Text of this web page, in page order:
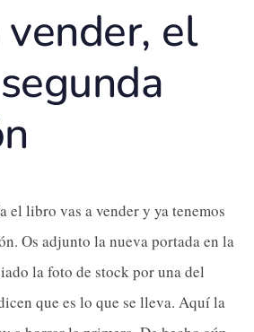
el
el libro vas a vender y ya tenemos
Os adjunto la nueva portada en la
la foto de stock por una del
que es lo que se lleva. Aquí la